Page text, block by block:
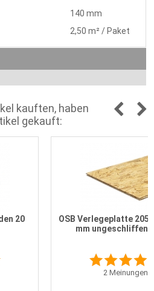
140 mm
2,50 m² / Paket
kauften, haben
gekauft:
20
OSB Verlegeplatte
mm ungeschliffen
2Meinungen